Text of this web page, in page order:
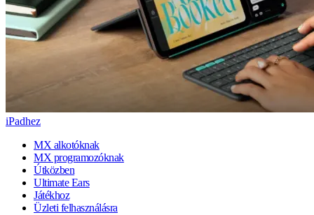
iPadhez
MX alkotóknak
MX programozóknak
Útközben
Ultimate Ears
Játékhoz
Üzleti felhasználásra